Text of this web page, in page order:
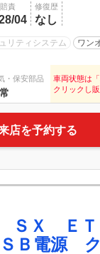
責
04
修復歴
なし
リティシステム ワン
・保安部品
車両状態は
クリックし
店を予約する
ＳＸ Ｅ
Ｂ電源 ク